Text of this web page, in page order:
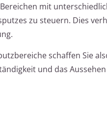
mit
zu steuern. Dies
schaffen Sie
und das